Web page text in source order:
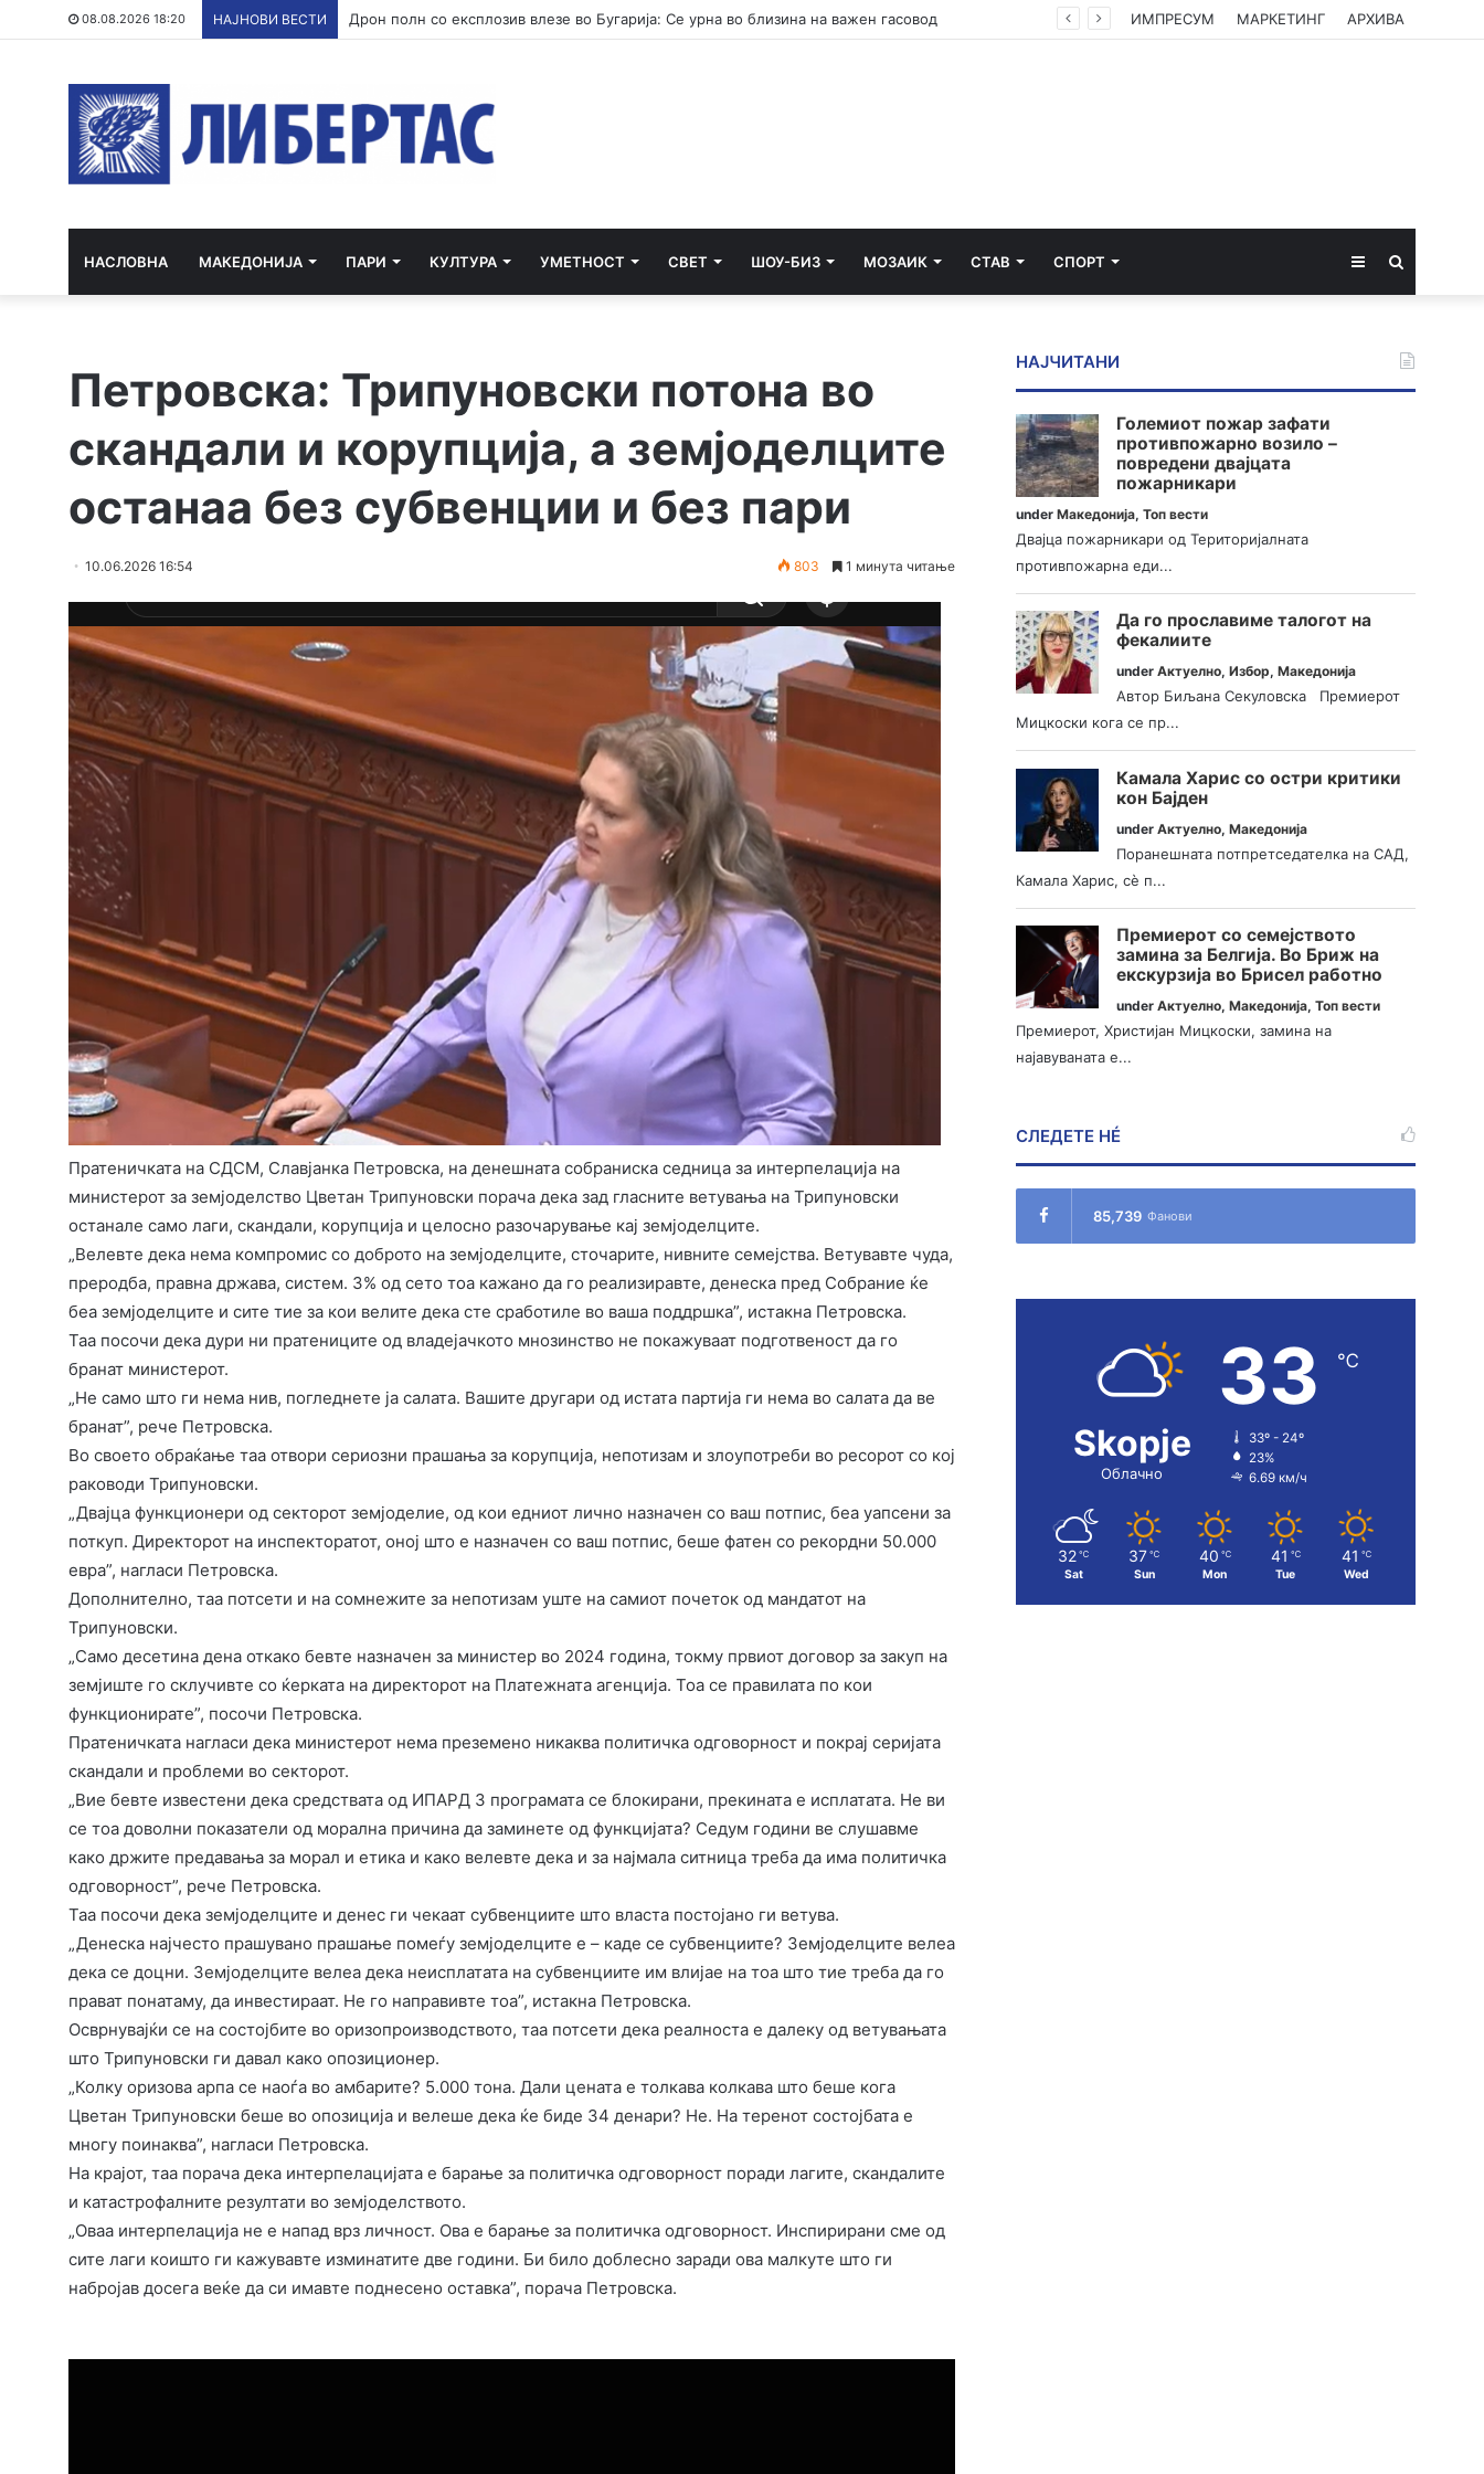
08.08.2026 18:20 НАЈНОВИ ВЕСТИ Уапсен трет учесник во несреќата во Радишани, каде загина 19-годишник од Побожје ИМПРЕСУМ МАРКЕТИНГ АРХИВА
НАСЛОВНА МАКЕДОНИЈА ПАРИ КУЛТУРА УМЕТНОСТ СВЕТ ШОУ-БИЗ МОЗАИК СТАВ СПОРТ Sidebar
Петровска: Трипуновски потона во
скандали и корупција, а земјоделците
останаа без субвенции и без пари
10.06.2026 16:54 803 1 минута читање
Пратеничката на СДСМ, Славјанка Петровска, на денешната собраниска седница за интерпелација на
министерот за земјоделство Цветан Трипуновски порача дека зад гласните ветувања на Трипуновски
останале само лаги, скандали, корупција и целосно разочарување кај земјоделците.
„Велевте дека нема компромис со доброто на земјоделците, сточарите, нивните семејства. Ветувавте чуда,
преродба, правна држава, систем. 3% од сето тоа кажано да го реализиравте, денеска пред Собрание ќе
беа земјоделците и сите тие за кои велите дека сте сработиле во ваша поддршка”, истакна Петровска.
Таа посочи дека дури ни пратениците од владејачкото мнозинство не покажуваат подготвеност да го
бранат министерот.
„Не само што ги нема нив, погледнете ја салата. Вашите другари од истата партија ги нема во салата да ве
бранат”, рече Петровска.
Во своето обраќање таа отвори сериозни прашања за корупција, непотизам и злоупотреби во ресорот со кој
раководи Трипуновски.
„Двајца функционери од секторот земјоделие, од кои едниот лично назначен со ваш потпис, беа уапсени за
поткуп. Директорот на инспекторатот, оној што е назначен со ваш потпис, беше фатен со рекордни 50.000
евра”, нагласи Петровска.
Дополнително, таа потсети и на сомнежите за непотизам уште на самиот почеток од мандатот на
Трипуновски.
„Само десетина дена откако бевте назначен за министер во 2024 година, токму првиот договор за закуп на
земјиште го склучивте со ќерката на директорот на Платежната агенција. Тоа се правилата по кои
функционирате”, посочи Петровска.
Пратеничката нагласи дека министерот нема преземено никаква политичка одговорност и покрај серијата
скандали и проблеми во секторот.
„Вие бевте известени дека средствата од ИПАРД 3 програмата се блокирани, прекината е исплатата. Не ви
се тоа доволни показатели од морална причина да заминете од функцијата? Седум години ве слушавме
како држите предавања за морал и етика и како велевте дека и за најмала ситница треба да има политичка
одговорност”, рече Петровска.
Таа посочи дека земјоделците и денес ги чекаат субвенциите што власта постојано ги ветува.
„Денеска најчесто прашувано прашање помеѓу земјоделците е – каде се субвенциите? Земјоделците велеа
дека се доцни. Земјоделците велеа дека неисплатата на субвенциите им влијае на тоа што тие треба да го
прават понатаму, да инвестираат. Не го направивте тоа”, истакна Петровска.
Осврнувајќи се на состојбите во оризопроизводството, таа потсети дека реалноста е далеку од ветувањата
што Трипуновски ги давал како опозиционер.
„Колку оризова арпа се наоѓа во амбарите? 5.000 тона. Дали цената е толкава колкава што беше кога
Цветан Трипуновски беше во опозиција и велеше дека ќе биде 34 денари? Не. На теренот состојбата е
многу поинаква”, нагласи Петровска.
На крајот, таа порача дека интерпелацијата е барање за политичка одговорност поради лагите, скандалите
и катастрофалните резултати во земјоделството.
„Оваа интерпелација не е напад врз личност. Ова е барање за политичка одговорност. Инспирирани сме од
сите лаги коишто ги кажувавте изминатите две години. Би било доблесно заради ова малкуте што ги
набројав досега веќе да си имавте поднесено оставка”, порача Петровска.
НАЈЧИТАНИ
Големиот пожар зафати
противпожарно возило –
повредени двајцата
пожарникари
underМакедонија,Топ вести
Двајца пожарникари од Територијалната
противпожарна еди...
Да го прославиме талогот на
фекалиите
underАктуелно,Избор,Македонија
Автор Биљана Секуловска Премиерот
Мицкоски кога се пр...
Камала Харис со остри критики
кон Бајден
underАктуелно,Македонија
Поранешната потпретседателка на САД,
Камала Харис, сè п...
Премиерот со семејството
замина за Белгија. Во Бриж на
екскурзија во Брисел работно
underАктуелно,Македонија,Топ вести
Премиерот, Христијан Мицкоски, замина на
најавуваната е...
СЛЕДЕТЕ НÉ
85,739 Фанови
Skopje
Облачно
33 ℃
33º - 24º
23%
6.69 км/ч
32 ℃
Sat
37 ℃
Sun
40 ℃
Mon
41 ℃
Tue
41 ℃
Wed